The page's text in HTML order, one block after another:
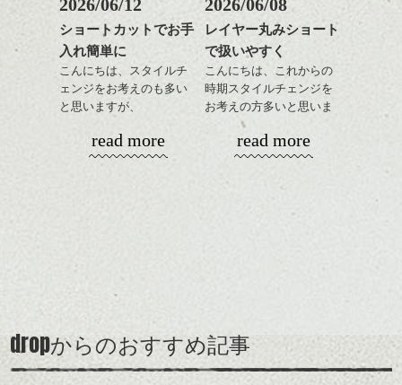
レ度がましましたね。
この他にもたくさんスタイルのっているの
でホームページ内もご覧ください。
KYOHEIでした。
いっぱい種類を食べたいから、まずはあっ
す、
目元が引き締まった印象
に。
とても良いところです。
ダークトーンの色味でク
ールに演出するのもおす
すめですよ。
をドライした後、
ワックスとオイルを混ぜ
2026/06/12
ショートカットでお手
入れ簡単に
こんにちは、スタイルチ
ェンジをお考えのも多い
と思いますが、
演出したスタイルもこれ
からの季節とてもおすす
ンパクトになるようにす
るのが良い感じです。
read more
2026/06/08
レイヤー丸みショート
で扱いやすく
こんにちは、これからの
時期スタイルチェンジを
お考えの方多いと思いま
コンパクトなフォルムが
いろんなシーンに雰囲気
出できるので、
この時期とてもおすすめ
ですよ。
read more
dropからのおすすめ記事